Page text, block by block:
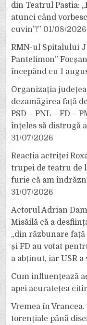
din Teatrul Pastia:
atunci când
cuvin”!” 01/08/2026
RMN-ul Spitalului
Pantelimon”
începând cu 1
Organizația
dezamăgirea față
PSD – PNL – FD –
înțeles să distrugă
31/07/2026
Reacția actriței
trupei de teatru de
furie că am
31/07/2026
Actorul Adrian
Misăilă că a
„din răzbunare față
și FD au votat
a abținut, iar USR
Cum influențează
apei acuratețea
Vremea în
torențiale până